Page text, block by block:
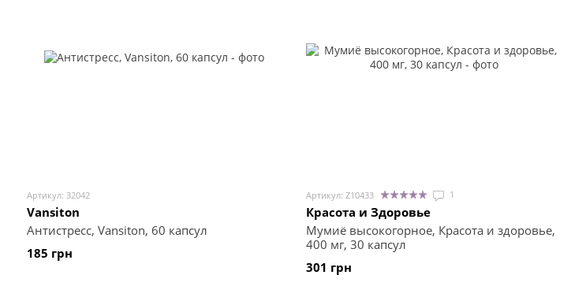
Артикул: 32042
Vansiton
Антистресс, Vansiton, 60 капсул
185 грн
Артикул: Z10433 1
Красота и Здоровье
Мумиё высокогорное, Красота и здоровье,
400 мг, 30 капсул
301 грн